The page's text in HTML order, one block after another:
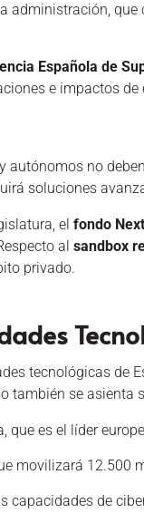
administración,
Española de
e impactos
autónomos no
soluciones
elfondo
al sandbox
privado.
tecnológicas de
también se asienta
que es el líder
movilizará 12.500
capacidades de